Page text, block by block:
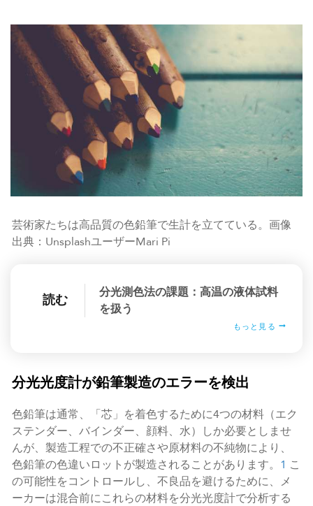
芸術家たちは高品質の色鉛筆で生計を立てている。画像
出典：UnsplashユーザーMari Pi
読む
分光測色法の課題：高温の液体試料
を扱う
もっと見る
分光光度計が鉛筆製造のエラーを検出
色鉛筆は通常、「芯」を着色するために4つの材料（エク
ステンダー、バインダー、顔料、水）しか必要としませ
んが、製造工程での不正確さや原材料の不純物により、
色鉛筆の色違いロットが製造されることがあります。 1 こ
の可能性をコントロールし、不良品を避けるために、メ
ーカーは混合前にこれらの材料を分光光度計で分析する